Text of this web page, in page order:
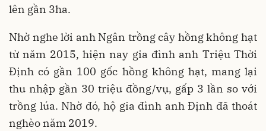
lên gần 3ha.
Nhờ nghe lời anh Ngân trồng cây hồng không hạt
từ năm 2015, hiện nay gia đình anh Triệu Thời
Định có gần 100 gốc hồng không hạt, mang lại
thu nhập gần 30 triệu đồng/vụ, gấp 3 lần so với
trồng lúa. Nhờ đó, hộ gia đình anh Định đã thoát
nghèo năm 2019.